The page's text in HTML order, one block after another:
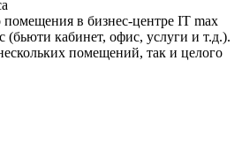
в бизнес-центре IT max
(бьюти кабинет, офис, услуги и т.д.).
помещений, так и целого